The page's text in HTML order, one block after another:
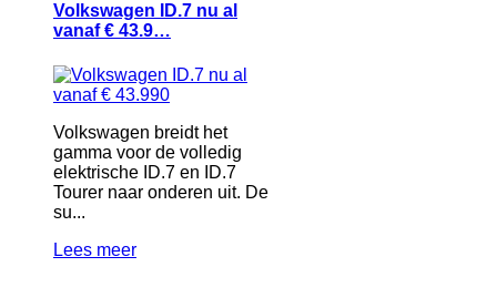
Volkswagen ID.7 nu al
vanaf € 43.9…
Volkswagen breidt het
gamma voor de volledig
elektrische ID.7 en ID.7
Tourer naar onderen uit. De
su...
Lees meer